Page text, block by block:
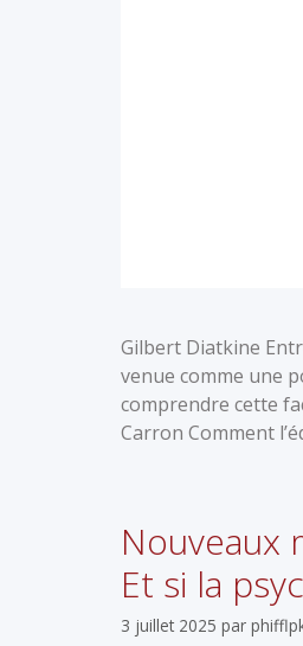
Gilbert Diatkine
venue comme une
comprendre cette
Carron Comment
Nouveaux
Et si la
3 juillet 2025 par